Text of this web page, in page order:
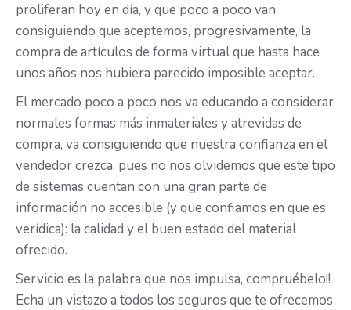
proliferan hoy en día, y que poco a poco van
consiguiendo que aceptemos, progresivamente, la
compra de artículos de forma virtual que hasta hace
unos años nos hubiera parecido imposible aceptar.
El mercado poco a poco nos va educando a considerar
normales formas más inmateriales y atrevidas de
compra, va consiguiendo que nuestra confianza en el
vendedor crezca, pues no nos olvidemos que este tipo
de sistemas cuentan con una gran parte de
información no accesible (y que confiamos en que es
verídica): la calidad y el buen estado del material
ofrecido.
Servicio es la palabra que nos impulsa, compruébelo!!
Echa un vistazo a todos los seguros que te ofrecemos